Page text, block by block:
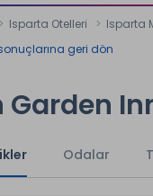
Isparta Otelleri Isparta
geri dön
Garden
Odalar